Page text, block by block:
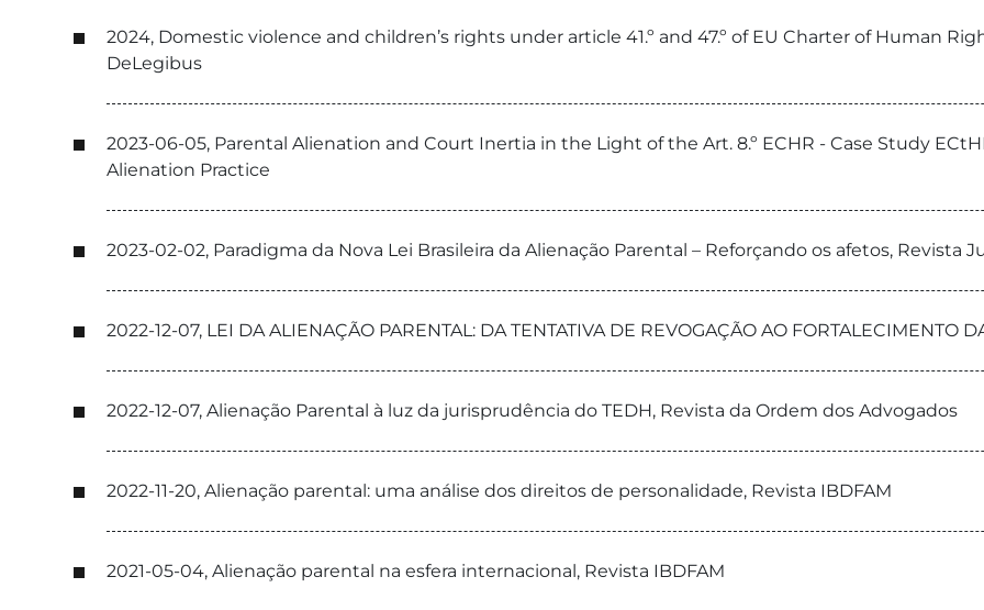
2024, Domestic violence and children’s rights under article 41.º and 47.º of EU Charter of Human
DeLegibus
2023-06-05, Parental Alienation and Court Inertia in the Light of the Art. 8.º ECHR - Case Study
Alienation Practice
2023-02-02, Paradigma da Nova Lei Brasileira da Alienação Parental – Reforçando os afetos, Revista
2022-12-07, LEI DA ALIENAÇÃO PARENTAL: DA TENTATIVA DE REVOGAÇÃO AO FORTALECIMENTO
2022-12-07, Alienação Parental à luz da jurisprudência do TEDH, Revista da Ordem dos Advogados
2022-11-20, Alienação parental: uma análise dos direitos de personalidade, Revista IBDFAM
2021-05-04, Alienação parental na esfera internacional, Revista IBDFAM